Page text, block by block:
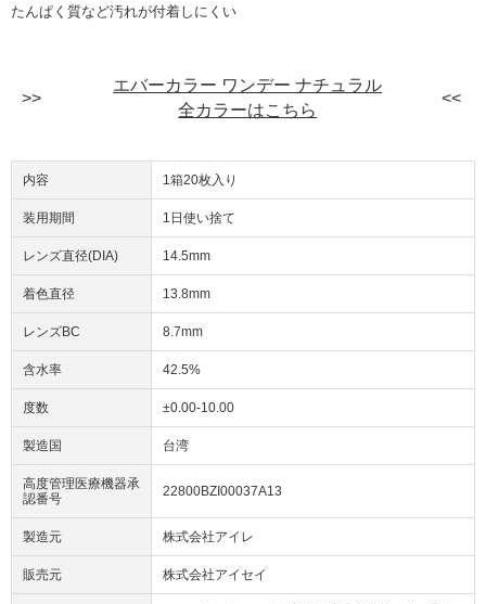
たんぱく質など汚れが付着しにくい
エバーカラー ワンデー ナチュラル
全カラーはこちら
内容 1箱20枚入り
装用期間 1日使い捨て
レンズ直径(DIA) 14.5mm
着色直径 13.8mm
レンズBC 8.7mm
含水率 42.5%
度数 ±0.00-10.00
製造国 台湾
高度管理医療機器承
認番号
22800BZI00037A13
製造元 株式会社アイレ
販売元 株式会社アイセイ